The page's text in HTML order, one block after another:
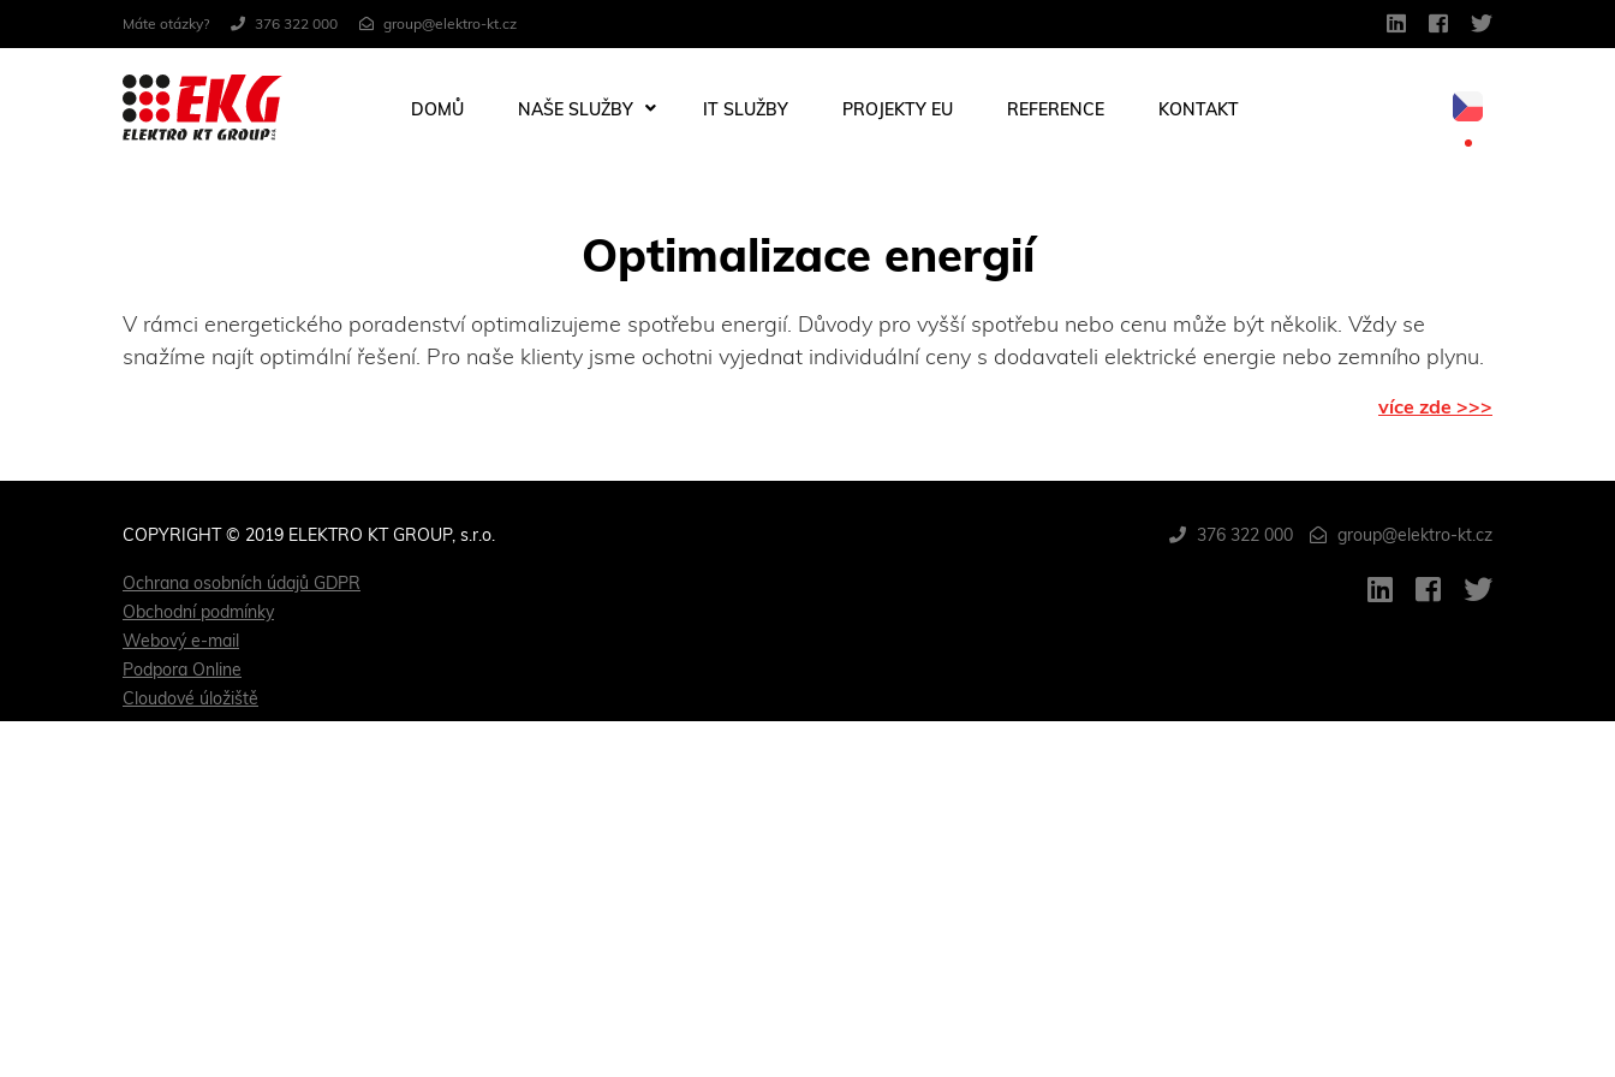
Máte otázky? 376 322 000 group@elektro-kt.cz
DOMŮ NAŠE SLUŽBY IT SLUŽBY PROJEKTY EU REFERENCE KONTAKT
Optimalizace energií
V rámci energetického poradenství optimalizujeme spotřebu energií. Důvody pro vyšší spotřebu nebo cenu může být několik. Vždy se
snažíme najít optimální řešení. Pro naše klienty jsme ochotni vyjednat individuální ceny s dodavateli elektrické energie nebo zemního plynu.
více zde >>>
COPYRIGHT © 2019 ELEKTRO KT GROUP, s.r.o.
Ochrana osobních údajů GDPR
Obchodní podmínky
Webový e-mail
Podpora Online
Cloudové úložiště
376 322 000 group@elektro-kt.cz